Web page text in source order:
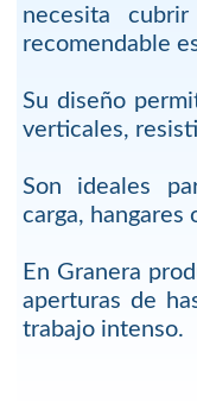
necesita
recomendable
Su diseño
verticales,
Son ideales
carga, hangares
En Granera
aperturas de
trabajo intenso.